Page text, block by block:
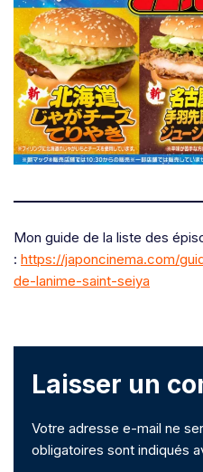
Mon guide de la liste des
: https://japoncinema.com/
de-lanime-saint-seiya
Laisser un
Votre adresse e-mail ne
obligatoires sont indiqués